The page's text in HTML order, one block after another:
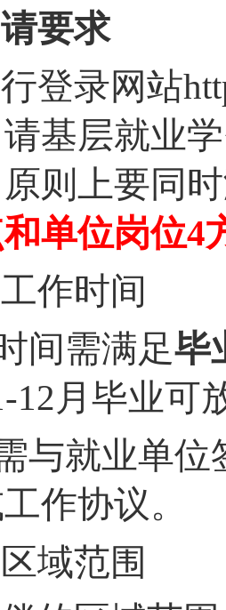
要求
登录网站
基层就业
则上要同
单位岗位4
工作时间
间需满足毕
12月毕业可
与就业单
作协议。
区域范围